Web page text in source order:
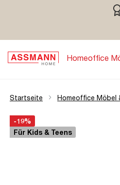
Zur Hauptnavigation
Homeoffice
Startseite Homeoffice Möbel
Bildergalerie überspringen
Öffne Zoom-Modal
-19%
Für Kids & Teens